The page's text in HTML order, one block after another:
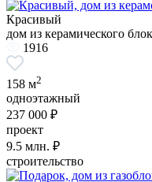
Красивый
дом из керамического
1916
158 м2
одноэтажный
237 000 ₽
проект
9.5 млн. ₽
строительство